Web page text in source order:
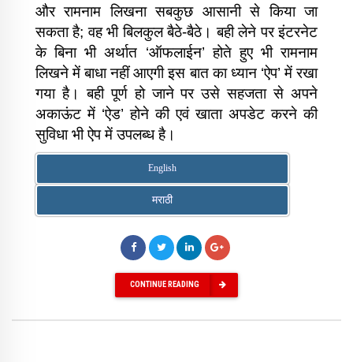
और रामनाम लिखना सबकुछ आसानी से किया जा
सकता है; वह भी बिलकुल बैठे-बैठे। बही लेने पर इंटरनेट
के बिना भी अर्थात ‘ऑफलाईन’ होते हुए भी रामनाम
लिखने में बाधा नहीं आएगी इस बात का ध्यान ‘ऐप’ में रखा
गया है। बही पूर्ण हो जाने पर उसे सहजता से अपने
अकाऊंट में ‘ऐड’ होने की एवं खाता अपडेट करने की
सुविधा भी ऐप में उपलब्ध है।
English
मराठी
CONTINUE READING